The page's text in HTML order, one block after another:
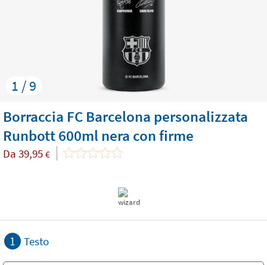
1 / 9
Borraccia FC Barcelona personalizzata
Runbott 600ml nera con firme
Da 39,95 €
1 Testo